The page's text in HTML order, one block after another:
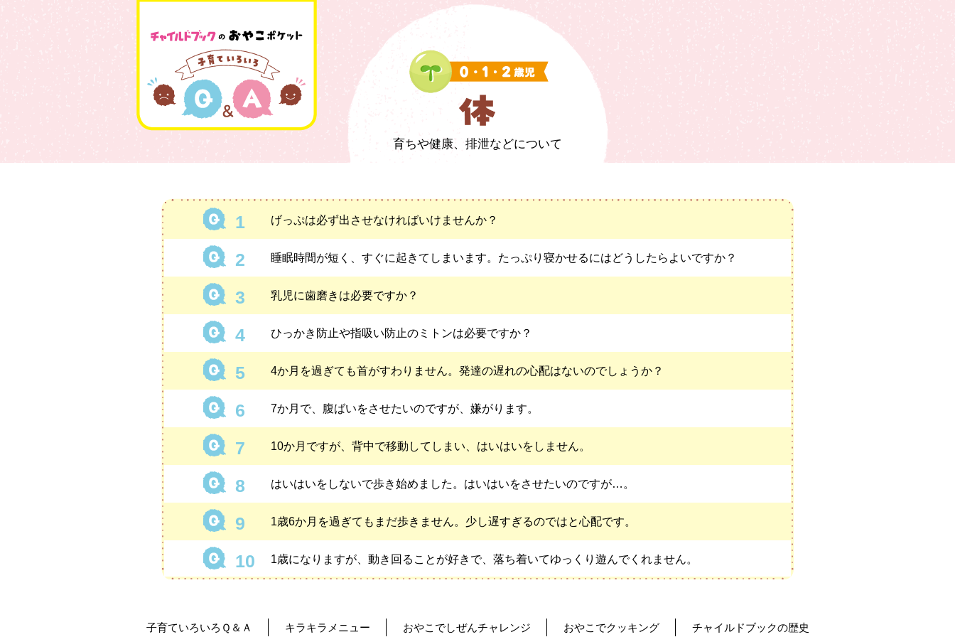
育ちや健康、排泄などについて
げっぷは必ず出させなければいけませんか？
睡眠時間が短く、すぐに起きてしまいます。たっぷり寝かせるにはどうしたらよいですか？
乳児に歯磨きは必要ですか？
ひっかき防止や指吸い防止のミトンは必要ですか？
4か月を過ぎても首がすわりません。発達の遅れの心配はないのでしょうか？
7か月で、腹ばいをさせたいのですが、嫌がります。
10か月ですが、背中で移動してしまい、はいはいをしません。
はいはいをしないで歩き始めました。 はいはいをさせたいのですが…。
1歳6か月を過ぎてもまだ歩きません。 少し遅すぎるのではと心配です。
1歳になりますが、動き回ることが好きで、落ち着いてゆっくり遊んでくれません。
おねしょが直らないのですが…。
子育ていろいろＱ＆Ａ キラキラメニュー おやこでしぜんチャレンジ おやこでクッキング チャイルドブックの歴史